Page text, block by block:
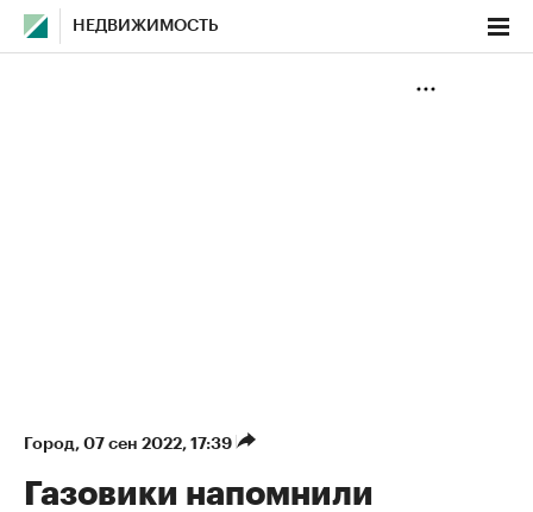
НЕДВИЖИМОСТЬ
Город⁠, 07 сен 2022, 17:39
Газовики напомнили